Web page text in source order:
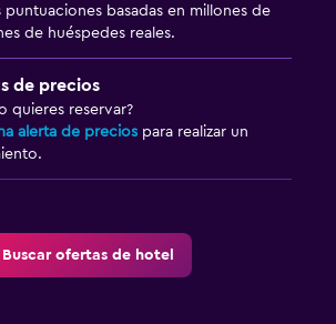
puntuaciones basadas en millones de
de huéspedes reales.
de precios
quieres reservar?
alerta de precios para realizar un
Buscar ofertas de hotel